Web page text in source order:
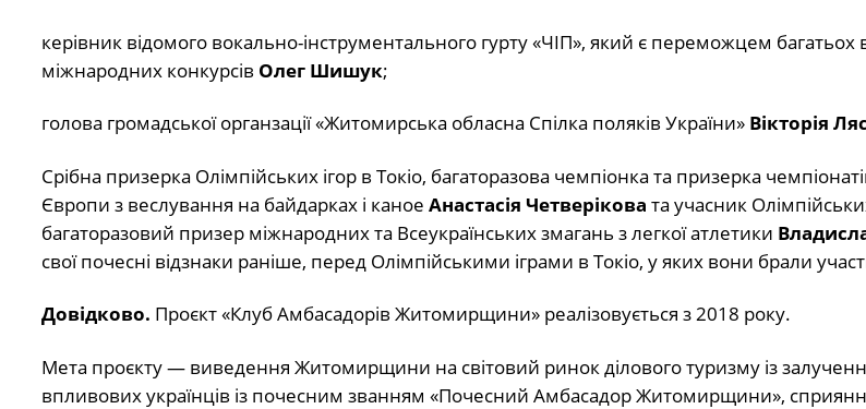
керівник відомого вокально-інструментального гурту «ЧІП», який є переможцем багатьох
міжнародних конкурсів Олег Шишук;
голова громадської органзації «Житомирська обласна Спілка поляків України» Вікторія
Срібна призерка Олімпійських ігор в Токіо, багаторазова чемпіонка та призерка
Європи з веслування на байдарках і каное Анастасія Четверікова та учасник
багаторазовий призер міжнародних та Всеукраїнських змагань з легкої атлетики
свої почесні відзнаки раніше, перед Олімпійськими іграми в Токіо, у яких вони брали
Довідково. Проєкт «Клуб Амбасадорів Житомирщини» реалізовується з 2018 року.
Мета проєкту — виведення Житомирщини на світовий ринок ділового туризму із
впливових українців із почесним званням «Почесний Амбасадор Житомирщини»,